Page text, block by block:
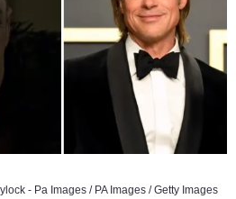
- Pa Images / PA Images / Getty Images